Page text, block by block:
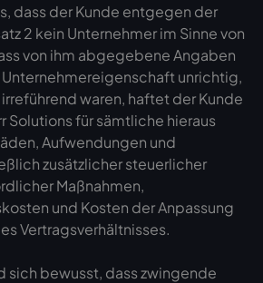
dass der Kunde entgegen der
2 kein Unternehmer im Sinne von
von ihm abgegebene Angaben
Unternehmereigenschaft unrichtig,
waren, haftet der Kunde
Solutions für sämtliche hieraus
Aufwendungen und
zusätzlicher steuerlicher
Maßnahmen,
und Kosten der Anpassung
Vertragsverhältnisses.
sich bewusst, dass zwingende